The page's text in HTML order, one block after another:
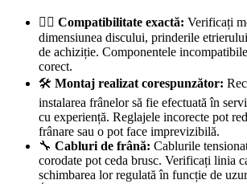
🚴‍♂️ Compatibilitate exactă: Verificați
dimensiunea discului, prinderile
de achiziție. Componentele
corect.
🛠️ Montaj realizat corespunzător:
instalarea frânelor să fie efectuată în
cu experiență. Reglajele incorecte pot
frânare sau o pot face imprevizibilă.
🔧 Cabluri de frână: Cablurile
corodate pot ceda brusc. Verificați linia
schimbarea lor regulată în funcție de